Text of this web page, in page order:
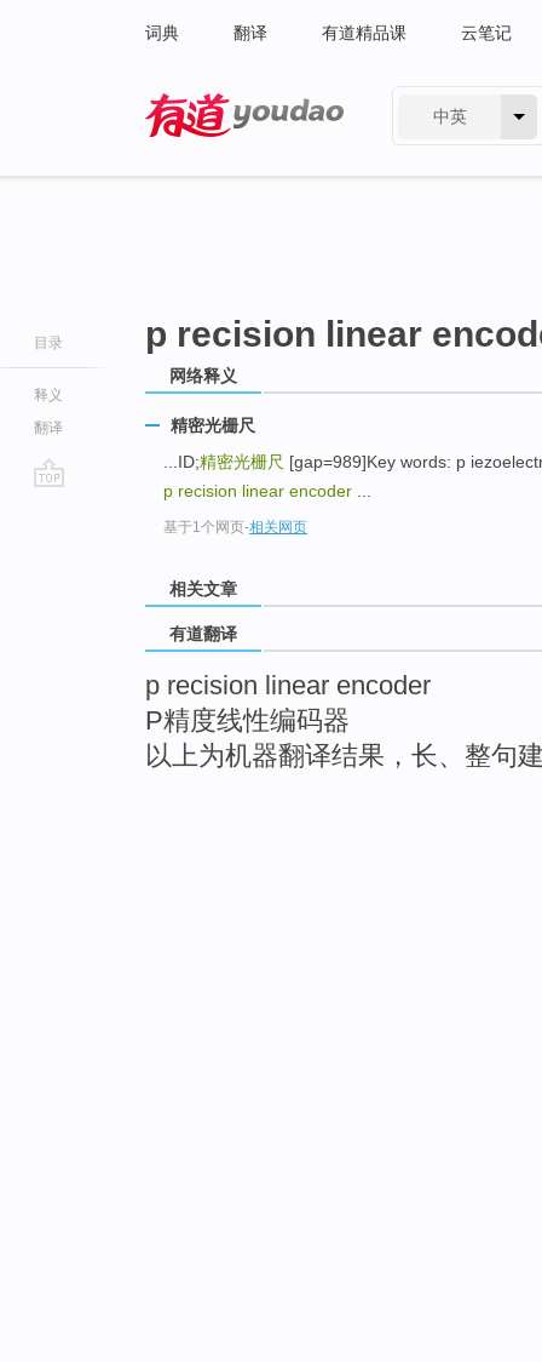
词典 翻译 有道精品课 云笔记
中英
目录
释义
翻译
p recision linear
网络释义
精密光栅尺
...ID;精密光栅尺 [gap=989]Key words: p
p recision linear encoder
基于1个网页-相关网页
相关文章
有道翻译
p recision linear encoder
P精度线性编码器
以上为机器翻译结果，长、整句